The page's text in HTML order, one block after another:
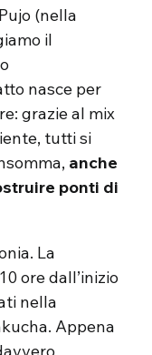
(nella
il
nasce per
grazie al mix
tutti si
anche
ponti di
La
ore dall’inizio
nella
Appena